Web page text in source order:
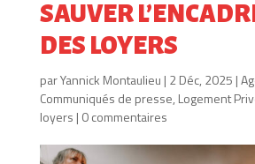
SAUVER
DES LOYERS
parYannick Montaulieu | 2 Déc, 2025 |
Communiqués de presse, Logement
loyers | 0 commentaires